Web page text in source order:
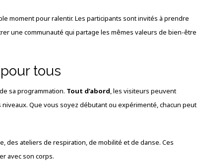
moment pour ralentir. Les participants sont invités à prendre
une communauté qui partage les mêmes valeurs de bien-être
tous
sa programmation. Tout d’abord, les visiteurs peuvent
Que vous soyez débutant ou expérimenté, chacun peut
des ateliers de respiration, de mobilité et de danse. Ces
avec son corps.